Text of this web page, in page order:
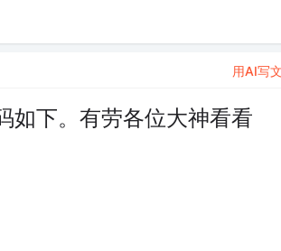
下。有劳各位大神看看
用AI写